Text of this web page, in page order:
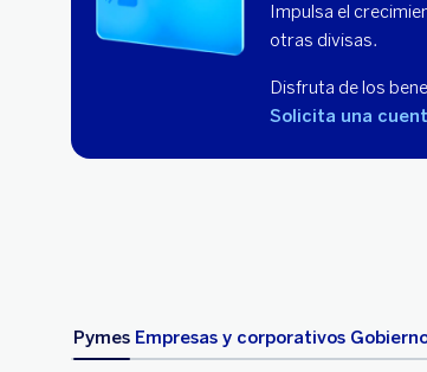
Impulsa el
otras divisas.
Disfruta de los
Solicita una
Pymes Empresas y corporativos